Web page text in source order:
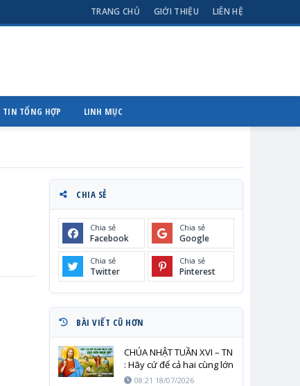
TRANG CHỦ GIỚI THIỆU LIÊN HỆ
TIN TỔNG HỢP LINH MỤC
CHIA SẺ
Chia sẻ
Facebook
Chia sẻ
Google
Chia sẻ
Twitter
Chia sẻ
Pinterest
BÀI VIẾT CŨ HƠN
CHÚA NHẬT TUẦN XVI – TN
: Hãy cứ để cả hai cùng lớn
lên cho tới mùa gặt
08:21 18/07/2026